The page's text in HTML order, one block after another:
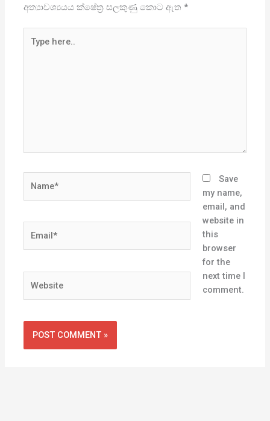
අත්‍යාවශ්‍යයය ක්ෂේත්‍ර සලකුණු කොට ඇත*
here..
Save
my name,
email, and
website in
this
browser
for the
next time I
comment.